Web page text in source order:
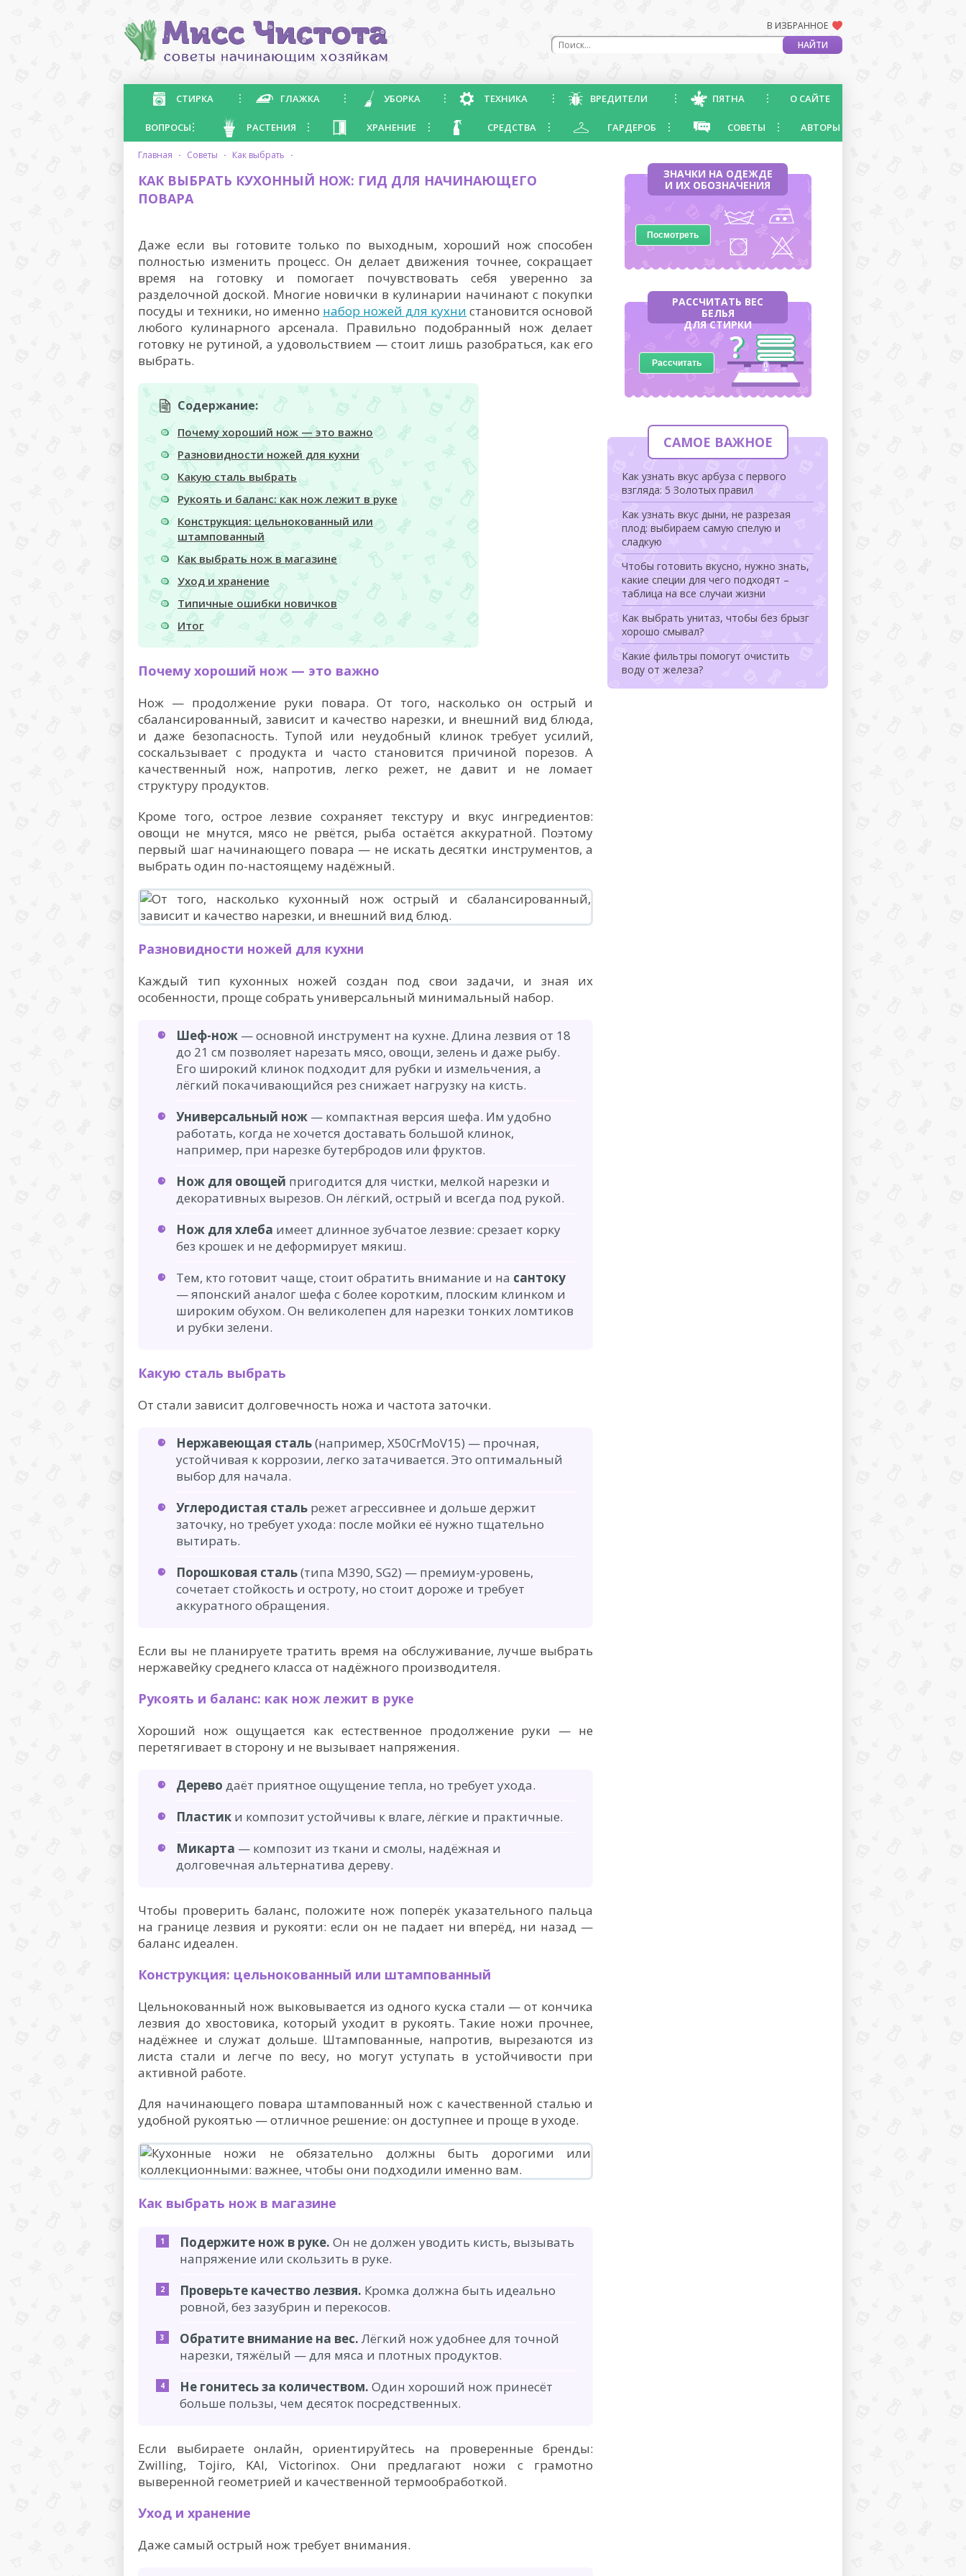
В ИЗБРАННОЕ
СТИРКА ГЛАЖКА УБОРКА ТЕХНИКА ВРЕДИТЕЛИ ПЯТНА О САЙТЕ
ВОПРОСЫ РАСТЕНИЯ ХРАНЕНИЕ СРЕДСТВА ГАРДЕРОБ СОВЕТЫ АВТОРЫ
главная · советы · как выбрать ·
КАК ВЫБРАТЬ КУХОННЫЙ НОЖ: ГИД ДЛЯ НАЧИНАЮЩЕГО
ПОВАРА
Даже если вы готовите только по выходным, хороший нож способен
полностью изменить процесс. Он делает движения точнее, сокращает
время на готовку и помогает почувствовать себя уверенно за
разделочной доской. Многие новички в кулинарии начинают с покупки
посуды и техники, но именно набор ножей для кухни становится основой
любого кулинарного арсенала. Правильно подобранный нож делает
готовку не рутиной, а удовольствием — стоит лишь разобраться, как его
выбрать.
Содержание:
Почему хороший нож — это важно
Разновидности ножей для кухни
Какую сталь выбрать
Рукоять и баланс: как нож лежит в руке
Конструкция: цельнокованный или
штампованный
Как выбрать нож в магазине
Уход и хранение
Типичные ошибки новичков
Итог
Почему хороший нож — это важно
Нож — продолжение руки повара. От того, насколько он острый и
сбалансированный, зависит и качество нарезки, и внешний вид блюда,
и даже безопасность. Тупой или неудобный клинок требует усилий,
соскальзывает с продукта и часто становится причиной порезов. А
качественный нож, напротив, легко режет, не давит и не ломает
структуру продуктов.
Кроме того, острое лезвие сохраняет текстуру и вкус ингредиентов:
овощи не мнутся, мясо не рвётся, рыба остаётся аккуратной. Поэтому
первый шаг начинающего повара — не искать десятки инструментов, а
выбрать один по-настоящему надёжный.
Разновидности ножей для кухни
Каждый тип кухонных ножей создан под свои задачи, и зная их
особенности, проще собрать универсальный минимальный набор.
Шеф-нож — основной инструмент на кухне. Длина лезвия от 18
до 21 см позволяет нарезать мясо, овощи, зелень и даже рыбу.
Его широкий клинок подходит для рубки и измельчения, а
лёгкий покачивающийся рез снижает нагрузку на кисть.
Универсальный нож — компактная версия шефа. Им удобно
работать, когда не хочется доставать большой клинок,
например, при нарезке бутербродов или фруктов.
Нож для овощей пригодится для чистки, мелкой нарезки и
декоративных вырезов. Он лёгкий, острый и всегда под рукой.
Нож для хлеба имеет длинное зубчатое лезвие: срезает корку
без крошек и не деформирует мякиш.
Тем, кто готовит чаще, стоит обратить внимание и на сантоку
— японский аналог шефа с более коротким, плоским клинком и
широким обухом. Он великолепен для нарезки тонких ломтиков
и рубки зелени.
Какую сталь выбрать
От стали зависит долговечность ножа и частота заточки.
Нержавеющая сталь(например, X50CrMoV15) — прочная,
устойчивая к коррозии, легко затачивается. Это оптимальный
выбор для начала.
Углеродистая сталь режет агрессивнее и дольше держит
заточку, но требует ухода: после мойки её нужно тщательно
вытирать.
Порошковая сталь(типа M390, SG2) — премиум-уровень,
сочетает стойкость и остроту, но стоит дороже и требует
аккуратного обращения.
Если вы не планируете тратить время на обслуживание, лучше выбрать
нержавейку среднего класса от надёжного производителя.
Рукоять и баланс: как нож лежит в руке
Хороший нож ощущается как естественное продолжение руки — не
перетягивает в сторону и не вызывает напряжения.
Дерево даёт приятное ощущение тепла, но требует ухода.
Пластик и композит устойчивы к влаге, лёгкие и практичные.
Микарта — композит из ткани и смолы, надёжная и
долговечная альтернатива дереву.
Чтобы проверить баланс, положите нож поперёк указательного пальца
на границе лезвия и рукояти: если он не падает ни вперёд, ни назад —
баланс идеален.
Конструкция: цельнокованный или штампованный
Цельнокованный нож выковывается из одного куска стали — от кончика
лезвия до хвостовика, который уходит в рукоять. Такие ножи прочнее,
надёжнее и служат дольше. Штампованные, напротив, вырезаются из
листа стали и легче по весу, но могут уступать в устойчивости при
активной работе.
Для начинающего повара штампованный нож с качественной сталью и
удобной рукоятью — отличное решение: он доступнее и проще в уходе.
Как выбрать нож в магазине
Подержите нож в руке. Он не должен уводить кисть, вызывать
напряжение или скользить в руке.
Проверьте качество лезвия. Кромка должна быть идеально
ровной, без зазубрин и перекосов.
Обратите внимание на вес.Лёгкий нож удобнее для точной
нарезки, тяжёлый — для мяса и плотных продуктов.
Не гонитесь за количеством. Один хороший нож принесёт
больше пользы, чем десяток посредственных.
Если выбираете онлайн, ориентируйтесь на проверенные бренды:
Zwilling, Tojiro, KAI, Victorinox. Они предлагают ножи с грамотно
выверенной геометрией и качественной термообработкой.
Уход и хранение
Даже самый острый нож требует внимания.
ЗНАЧКИ НА ОДЕЖДЕ
И ИХ ОБОЗНАЧЕНИЯ
Посмотреть
РАССЧИТАТЬ ВЕС
БЕЛЬЯ
ДЛЯ СТИРКИ
Рассчитать
САМОЕ ВАЖНОЕ
Как узнать вкус арбуза с первого
взгляда: 5 Золотых правил
Как узнать вкус дыни, не разрезая
плод: выбираем самую спелую и
сладкую
Чтобы готовить вкусно, нужно знать,
какие специи для чего подходят –
таблица на все случаи жизни
Как выбрать унитаз, чтобы без брызг
хорошо смывал?
Какие фильтры помогут очистить
воду от железа?